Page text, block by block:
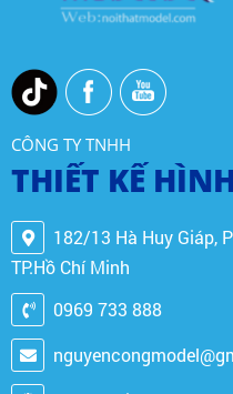
CÔNG TY TNHH
THIẾT KẾ
182/13 Hà Huy Giáp,
TP.Hồ Chí Minh
0969 733 888